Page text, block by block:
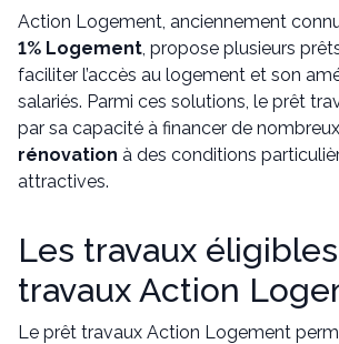
Action Logement, anciennement
1% Logement, propose plusieurs
faciliter l’accès au logement et son
salariés. Parmi ces solutions, le prêt
par sa capacité à financer de nombreux
rénovation à des conditions
attractives.
Les travaux
travaux Action
Le prêt travaux Action Logement